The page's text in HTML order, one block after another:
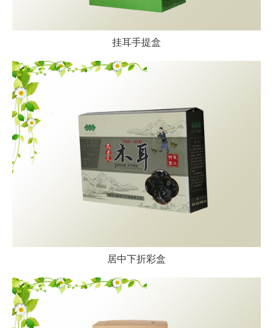
挂耳手提盒
居中下折彩盒